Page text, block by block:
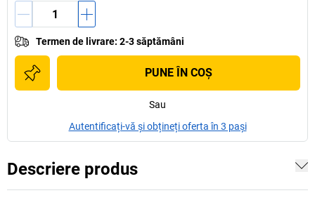
Termen de livrare: 2-3 săptămâni
PUNE ÎN COŞ
Sau
Autentificați-vă și obțineți oferta în 3 pași
Descriere produs